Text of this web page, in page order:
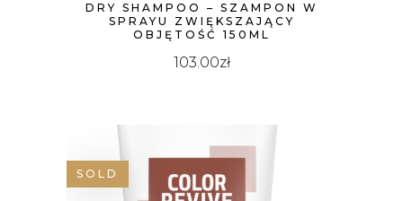
DRY SHAMPOO – SZAMPON W
SPRAYU ZWIĘKSZAJĄCY
OBJĘTOŚĆ 150ML
103.00zł
SOLD